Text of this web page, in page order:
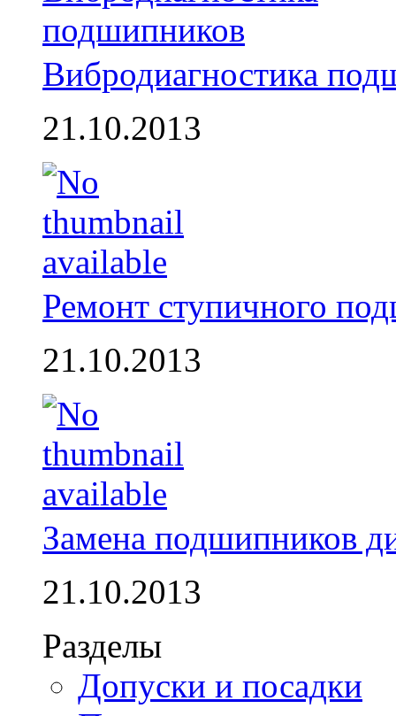
Вибродиагностика
21.10.2013
Ремонт ступичного
21.10.2013
Замена подшипников
21.10.2013
Разделы
Допуски и посадки